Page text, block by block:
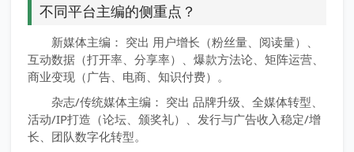
不同平台主编的侧重点？
新媒体主编： 突出 用户增长（粉丝量、阅读量）、
互动数据（打开率、分享率）、爆款方法论、矩阵运营、
商业变现（广告、电商、知识付费）。
杂志/传统媒体主编： 突出 品牌升级、全媒体转型、
活动/IP打造（论坛、颁奖礼）、发行与广告收入稳定/增
长、团队数字化转型。